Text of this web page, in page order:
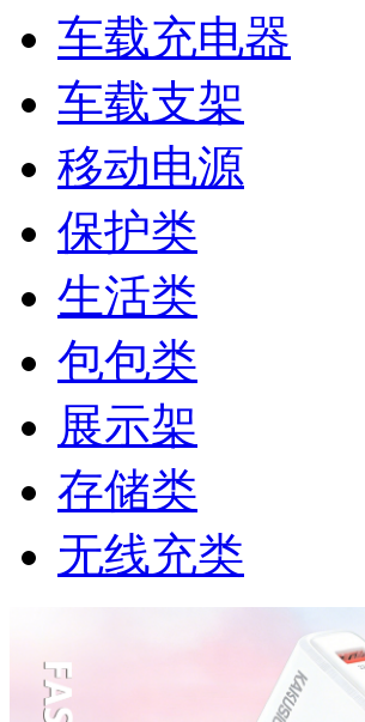
车载充电器
车载支架
移动电源
保护类
生活类
包包类
展示架
存储类
无线充类